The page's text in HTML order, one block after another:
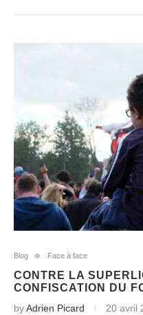
Blog Face à face
CONTRE LA
CONFISCATION DU
byAdrien Picard 20 avril